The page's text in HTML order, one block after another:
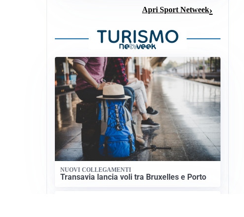
Apri Sport Netweek
NUOVI COLLEGAMENTI
Transavia lancia voli tra Bruxelles e Porto